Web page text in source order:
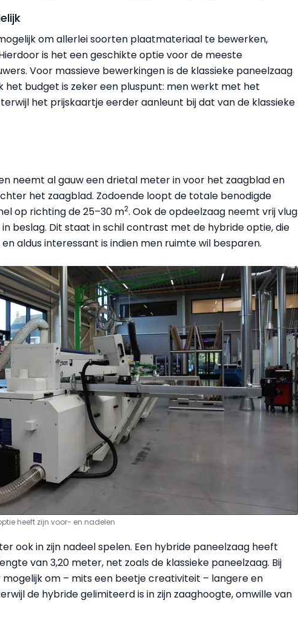
om allerlei soorten plaatmateriaal te bewerken,
is het een geschikte optie voor de meeste
Voor massieve bewerkingen is de klassieke paneelzaag
het budget is zeker een pluspunt: men werkt met het
het prijskaartje eerder aanleunt bij dat van de klassieke
neemt al gauw een drietal meter in voor het zaagblad en
het zaagblad. Zodoende loopt de totale benodigde
op richting de 25–30 m2. Ook de opdeelzaag neemt vrij vlug
beslag. Dit staat in schil contrast met de hybride optie, die
aldus interessant is indien men ruimte wil besparen.
heeft zijn voor- en nadelen
ook in zijn nadeel spelen. Een hybride paneelzaag heeft
van 3,20 meter, net zoals de klassieke paneelzaag. Bij
om – mits een beetje creativiteit – langere en
de hybride gelimiteerd is in zijn zaaghoogte, omwille van